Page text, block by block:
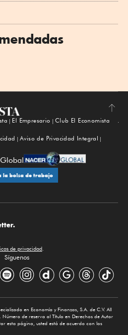
Subir
El Empresario
Club El Economista
Aviso de Privacidad Integral
la bolsa de trabajo
de privacidad.
Síguenos
en Economía y Finanzas, S.A. de C.V. All
Número de reserva al Título en Derechos de Autor
esta página, usted está de acuerdo con los